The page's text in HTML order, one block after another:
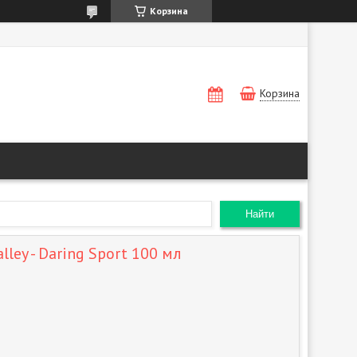
Корзина
Корзина
Найти
- Daring Sport 100 мл